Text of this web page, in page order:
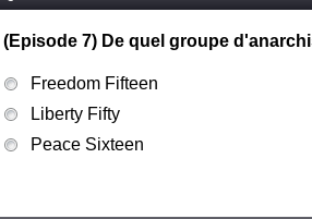
(Episode 7) De quel groupe
Freedom Fifteen
Liberty Fifty
Peace Sixteen